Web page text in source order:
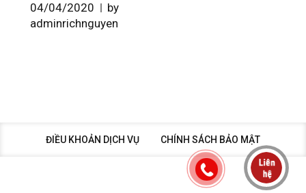
04/04/2020
by
adminrichnguyen
ĐIỀU KHOẢN DỊCH VỤ CHÍNH SÁCH BẢO MẬT